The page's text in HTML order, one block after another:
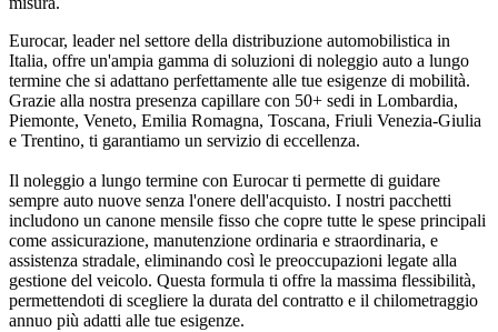
Eurocar, leader nel settore della distribuzione automobilistica in
Italia, offre un'ampia gamma di soluzioni di noleggio auto a lungo
termine che si adattano perfettamente alle tue esigenze di mobilità.
Grazie alla nostra presenza capillare con 50+ sedi in Lombardia,
Piemonte, Veneto, Emilia Romagna, Toscana, Friuli Venezia-Giulia
e Trentino, ti garantiamo un servizio di eccellenza.
Il noleggio a lungo termine con Eurocar ti permette di guidare
sempre auto nuove senza l'onere dell'acquisto. I nostri pacchetti
includono un canone mensile fisso che copre tutte le spese principali
come assicurazione, manutenzione ordinaria e straordinaria, e
assistenza stradale, eliminando così le preoccupazioni legate alla
gestione del veicolo. Questa formula ti offre la massima flessibilità,
permettendoti di scegliere la durata del contratto e il chilometraggio
annuo più adatti alle tue esigenze.